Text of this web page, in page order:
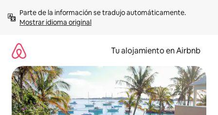
contenidoMostrar idioma original
Tu alojamiento en Airbnb